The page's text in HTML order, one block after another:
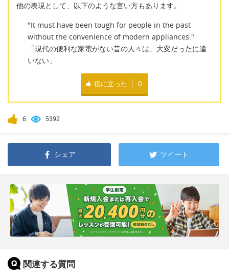
他の表現として、以下のような言い方もあります。
"It must have been tough for people in the past
without the convenience of modern appliances."
「現代の便利な家電がない昔の人々は、大変だったに違
いない」
役に立った 0
6 5392
シェア ツイート
関連する質問